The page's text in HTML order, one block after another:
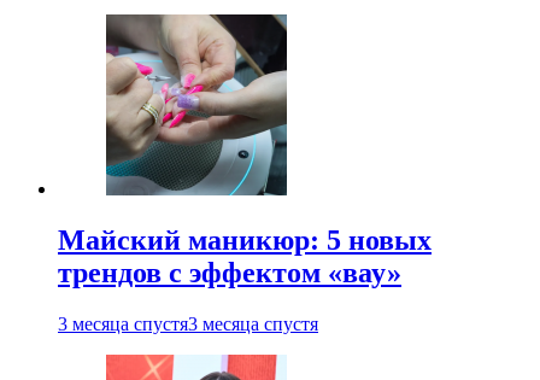
Майский маникюр: 5 новых
трендов с эффектом «вау»
3 месяца спустя3 месяца спустя